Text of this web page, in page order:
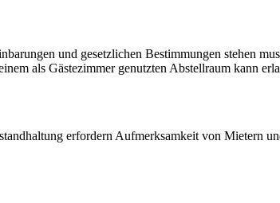
und gesetzlichen Bestimmungen stehen
als Gästezimmer genutzten Abstellraum kann
erfordern Aufmerksamkeit von Mietern